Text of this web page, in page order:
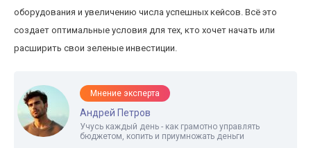
оборудования и увеличению числа успешных кейсов. Всё это
создает оптимальные условия для тех, кто хочет начать или
расширить свои зеленые инвестиции.
Мнение эксперта
Андрей Петров
Учусь каждый день - как грамотно управлять
бюджетом, копить и приумножать деньги